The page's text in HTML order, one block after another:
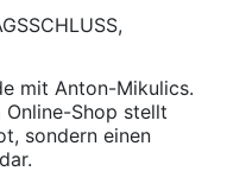
mit Anton-Mikulics.
Shop stellt
sondern einen